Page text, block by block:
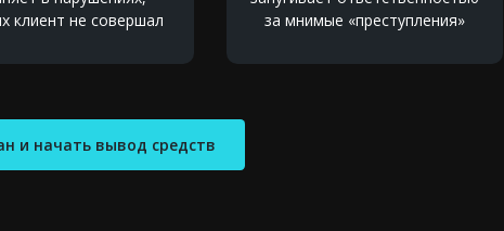
клиент не совершал
за мнимые «преступления»
и начать вывод средств